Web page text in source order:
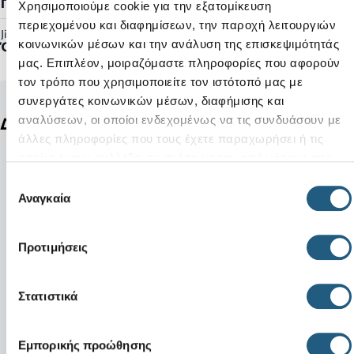
Χρησιμοποιούμε cookie για την εξατομίκευση
περιεχομένου και διαφημίσεων, την παροχή λειτουργιών
κοινωνικών μέσων και την ανάλυση της επισκεψιμότητάς
μας. Επιπλέον, μοιραζόμαστε πληροφορίες που αφορούν
τον τρόπο που χρησιμοποιείτε τον ιστότοπό μας με
συνεργάτες κοινωνικών μέσων, διαφήμισης και
αναλύσεων, οι οποίοι ενδεχομένως να τις συνδυάσουν με
άλλες πληροφορίες που τους έχετε παραχωρήσει ή τις
συγκατάθεσης
Αναγκαία
Προτιμήσεις
Στατιστικά
Εμπορικής προώθησης
Jibbitz™ Ready:
Όχι
Δείτε ακόμη